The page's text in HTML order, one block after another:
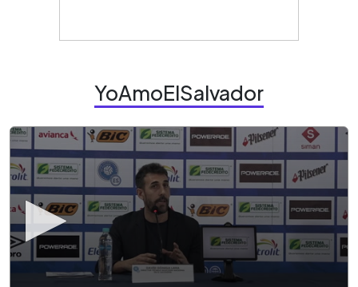
YoAmoElSalvador